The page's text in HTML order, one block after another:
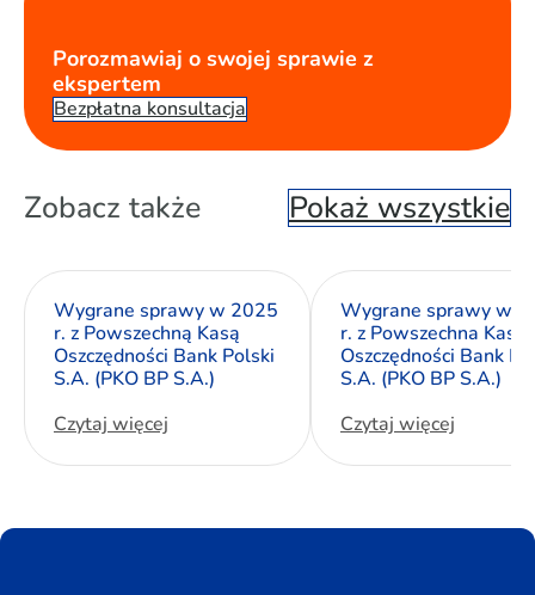
Porozmawiaj o swojej sprawie z
ekspertem
Bezpłatna konsultacja
Zobacz także Pokaż wszystkie
Wygrane sprawy w 2025
r. z Powszechną Kasą
Oszczędności Bank Polski
S.A. (PKO BP S.A.)
Czytaj więcej
Wygrane sprawy w
r. z Powszechna Kasa
Oszczędności Bank
S.A. (PKO BP S.A.)
Czytaj więcej